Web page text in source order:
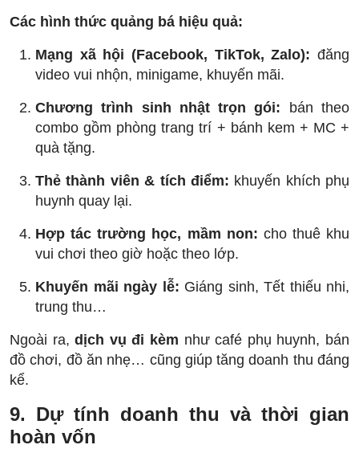
Các hình thức quảng bá hiệu quả:
Mạng xã hội (Facebook, TikTok, Zalo): đăng
video vui nhộn, minigame, khuyến mãi.
Chương trình sinh nhật trọn gói: bán theo
combo gồm phòng trang trí + bánh kem + MC +
quà tặng.
Thẻ thành viên & tích điểm: khuyến khích phụ
huynh quay lại.
Hợp tác trường học, mầm non: cho thuê khu
vui chơi theo giờ hoặc theo lớp.
Khuyến mãi ngày lễ: Giáng sinh, Tết thiếu nhi,
trung thu…
Ngoài ra,dịch vụ đi kèm như café phụ huynh, bán
đồ chơi, đồ ăn nhẹ… cũng giúp tăng doanh thu đáng
kể.
9. Dự tính doanh thu và thời gian
hoàn vốn